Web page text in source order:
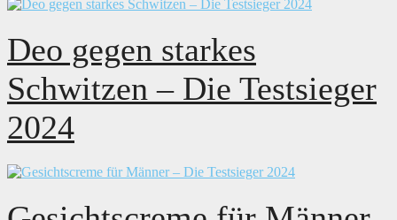
Deo gegen starkes
Schwitzen – Die Testsieger
2024